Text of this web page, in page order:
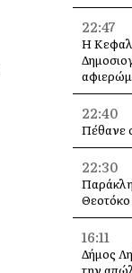
22:47
Η
22:40
Πέθανε
22:30
16:11
Δήμος